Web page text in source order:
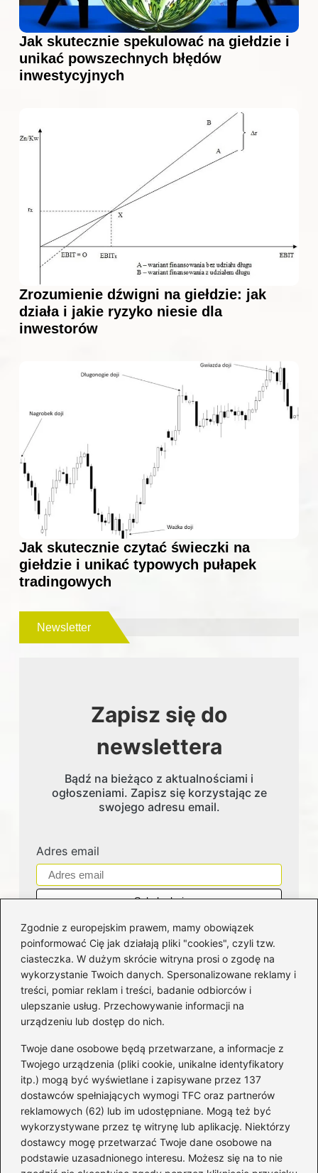
Zgodnie z europejskim prawem, mamy obowiązek
poinformować Cię jak działają pliki "cookies", czyli tzw.
ciasteczka. W dużym skrócie witryna prosi o zgodę na
wykorzystanie Twoich danych. Spersonalizowane reklamy i
treści, pomiar reklam i treści, badanie odbiorców i
ulepszanie usług. Przechowywanie informacji na
urządzeniu lub dostęp do nich.
Twoje dane osobowe będą przetwarzane, a informacje z
Twojego urządzenia (pliki cookie, unikalne identyfikatory
itp.) mogą być wyświetlane i zapisywane przez 137
dostawców spełniających wymogi TFC oraz partnerów
reklamowych (62) lub im udostępniane. Mogą też być
wykorzystywane przez tę witrynę lub aplikację. Niektórzy
dostawcy mogę przetwarzać Twoje dane osobowe na
podstawie uzasadnionego interesu. Możesz się na to nie
Jak skutecznie spekulować na giełdzie i
unikać powszechnych błędów
inwestycyjnych
Zrozumienie dźwigni na giełdzie: jak
działa i jakie ryzyko niesie dla
inwestorów
Jak skutecznie czytać świeczki na
giełdzie i unikać typowych pułapek
tradingowych
Newsletter
Zapisz się do
newslettera
Bądź na bieżąco z aktualnościami i
ogłoszeniami. Zapisz się korzystając ze
swojego adresu email.
Adres email
Kategorie
Bankowość (181)
Fundusze
(36)
Giełda(28)
Inwestycje(49)
Rentowność(32)
Rozliczenia(196)
Świadczenia socjalne(59)
Waluty(21)